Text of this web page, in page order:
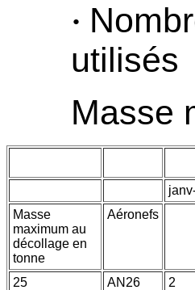
·
utilisés
Masse
Masse
maximum au
décollage en
tonne
Aéronefs
25 AN26 2